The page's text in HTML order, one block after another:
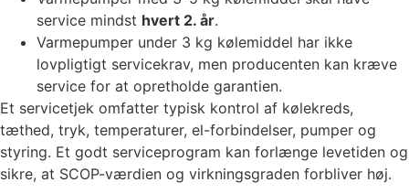
service mindst hvert 2. år.
Varmepumper under 3 kg kølemiddel har ikke
lovpligtigt servicekrav, men producenten kan kræve
service for at opretholde garantien.
Et servicetjek omfatter typisk kontrol af kølekreds,
tæthed, tryk, temperaturer, el-forbindelser, pumper og
styring. Et godt serviceprogram kan forlænge levetiden og
sikre, at SCOP-værdien og virkningsgraden forbliver høj.